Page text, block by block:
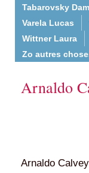
Tabarovsky
Varela Lucas
Wittner Laura
Zo autres
Arnaldo
Arnaldo